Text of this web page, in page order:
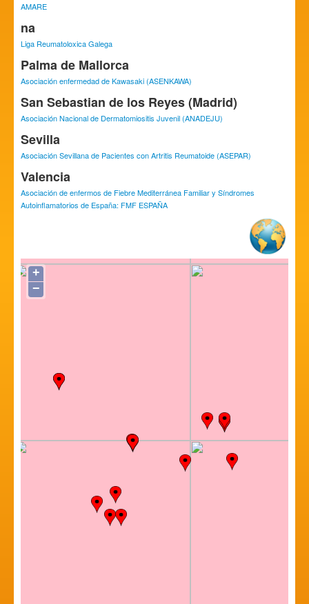
AMARE
na
Liga Reumatoloxica Galega
Palma de Mallorca
Asociación enfermedad de Kawasaki (ASENKAWA)
San Sebastian de los Reyes (Madrid)
Asociación Nacional de Dermatomiositis Juvenil (ANADEJU)
Sevilla
Asociación Sevillana de Pacientes con Artritis Reumatoide (ASEPAR)
Valencia
Asociación de enfermos de Fiebre Mediterránea Familiar y Síndromes
Autoinflamatorios de España: FMF ESPAÑA
+
−